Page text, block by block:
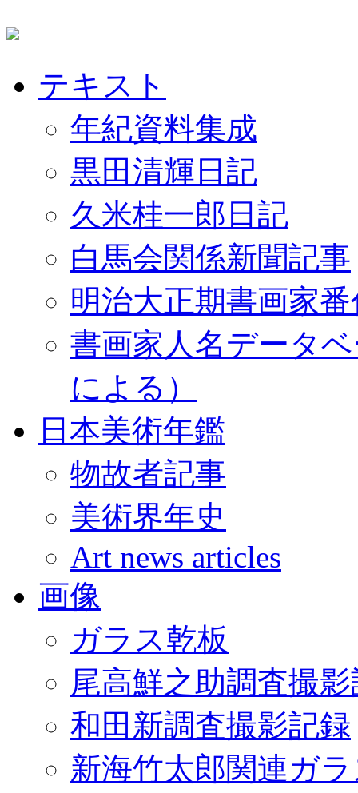
テキスト
年紀資料集成
黒田清輝日記
久米桂一郎日記
白馬会関係新聞記事
明治大正期書画家
書画家人名データ
による）
日本美術年鑑
物故者記事
美術界年史
Art news articles
画像
ガラス乾板
尾高鮮之助調査撮
和田新調査撮影記録
新海竹太郎関連ガ